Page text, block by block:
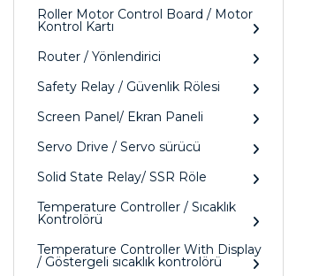
Roller Motor Control Board / Motor
Kontrol Kartı
Router / Yönlendirici
Safety Relay / Güvenlik Rölesi
Screen Panel/ Ekran Paneli
Servo Drive / Servo sürücü
Solid State Relay/ SSR Röle
Temperature Controller / Sıcaklık
Kontrolörü
Temperature Controller With Display
/ Göstergeli sıcaklık kontrolörü